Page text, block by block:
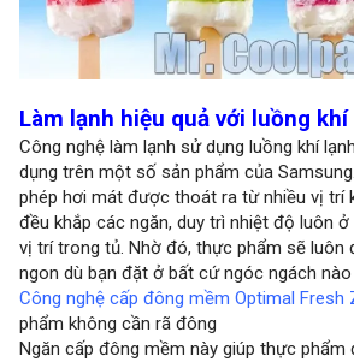
Làm lạnh hiệu quả với luồng
Công nghệ làm lạnh sử dụng luồng khí
dụng trên một số sản phẩm của
phép hơi mát được thoát ra từ nhiều vị trí
đều khắp các ngăn, duy trì nhiệt độ luôn
vị trí trong tủ. Nhờ đó, thực phẩm sẽ luôn
ngon dù bạn đặt ở bất cứ ngóc ngách nào
Công nghệ cấp đông mềm Optimal Fresh
phẩm không cần rã đông
Ngăn cấp đông mềm này giúp thực phẩm